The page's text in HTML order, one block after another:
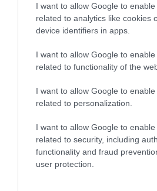
I want to allow Google to
related to analytics like cookies
device identifiers in apps.
I want to allow Google to
related to functionality of the
I want to allow Google to
related to personalization.
I want to allow Google to
related to security, including
functionality and fraud
user protection.
Βίντεο: Όταν μια μητέρα
σταρ του ποδοσφαίρου
την πρώτη το οριζόντιο
04.07.2026 12:01